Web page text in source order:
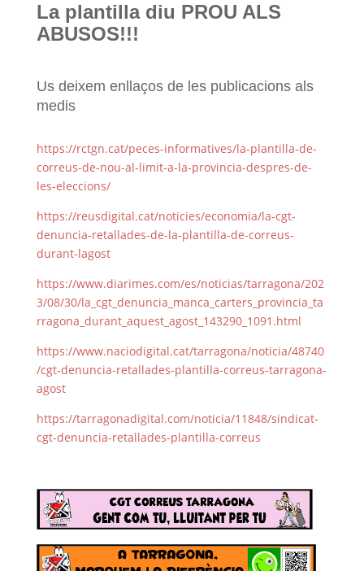
La plantilla diu PROU ALS
ABUSOS!!!
Us deixem enllaços de les publicacions als
medis
https://rctgn.cat/peces-informatives/la-plantilla-de-
correus-de-nou-al-limit-a-la-provincia-despres-de-
les-eleccions/
https://reusdigital.cat/noticies/economia/la-cgt-
denuncia-retallades-de-la-plantilla-de-correus-
durant-lagost
https://www.diarimes.com/es/noticias/tarragona/202
3/08/30/la_cgt_denuncia_manca_carters_provincia_ta
rragona_durant_aquest_agost_143290_1091.html
https://www.naciodigital.cat/tarragona/noticia/48740
/cgt-denuncia-retallades-plantilla-correus-tarragona-
agost
https://tarragonadigital.com/noticia/11848/sindicat-
cgt-denuncia-retallades-plantilla-correus